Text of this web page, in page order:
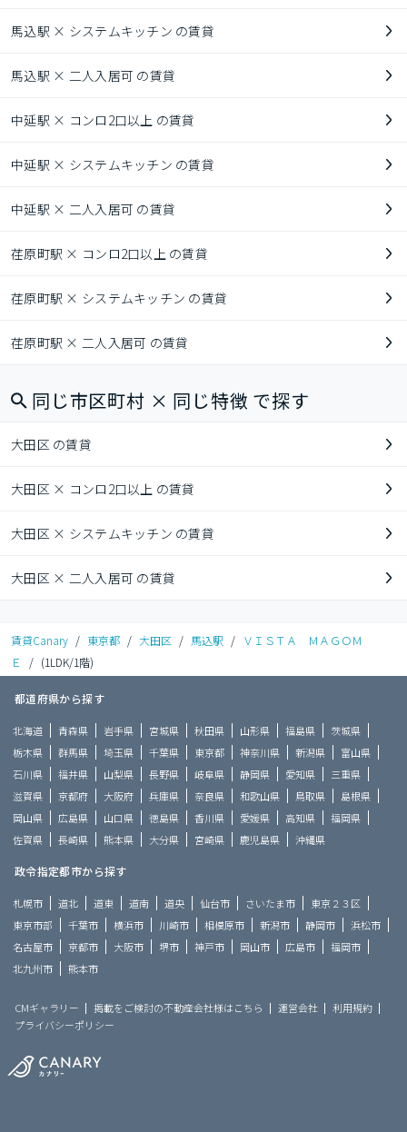
馬込駅 × システムキッチン の賃貸
馬込駅 × 二人入居可 の賃貸
中延駅 × コンロ2口以上 の賃貸
中延駅 × システムキッチン の賃貸
中延駅 × 二人入居可 の賃貸
荏原町駅 × コンロ2口以上 の賃貸
荏原町駅 × システムキッチン の賃貸
荏原町駅 × 二人入居可 の賃貸
同じ市区町村 × 同じ特徴 で探す
大田区 の賃貸
大田区 × コンロ2口以上 の賃貸
大田区 × システムキッチン の賃貸
大田区 × 二人入居可 の賃貸
賃貸Canary / 東京都 / 大田区 / 馬込駅 / ＶＩＳＴＡ ＭＡＧＯＭ
Ｅ
/ (1LDK/1階)
都道府県から探す
北海道 青森県 岩手県 宮城県 秋田県 山形県 福島県
茨城県
栃木県
群馬県 埼玉県 千葉県 東京都 神奈川県 新潟県
富山県
石川県
福井県 山梨県 長野県 岐阜県 静岡県 愛知県
三重県
滋賀県
京都府 大阪府 兵庫県 奈良県 和歌山県 鳥取県
島根県
岡山県
広島県 山口県 徳島県 香川県 愛媛県 高知県
福岡県
佐賀県
長崎県 熊本県 大分県 宮崎県 鹿児島県 沖縄県
政令指定都市から探す
札幌市 道北 道東 道南 道央 仙台市 さいたま市
東京２３区
東京市部
千葉市 横浜市 川崎市 相模原市 新潟市 静岡市
浜松市
名古屋市
京都市 大阪市 堺市 神戸市 岡山市 広島市
福岡市
北九州市
熊本市
CMギャラリー 掲載をご検討の不動産会社様はこちら 運営会社
利用規約
プライバシーポリシー